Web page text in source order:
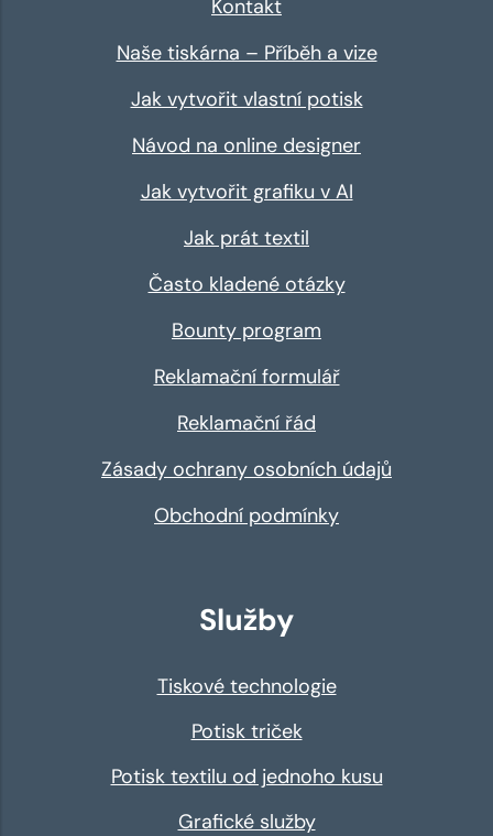
Kontakt
Naše tiskárna – Příběh a vize
Jak vytvořit vlastní potisk
Návod na online designer
Jak vytvořit grafiku v AI
Jak prát textil
Často kladené otázky
Bounty program
Reklamační formulář
Reklamační řád
Zásady ochrany osobních údajů
Obchodní podmínky
Služby
Tiskové technologie
Potisk triček
Potisk textilu od jednoho kusu
Grafické služby